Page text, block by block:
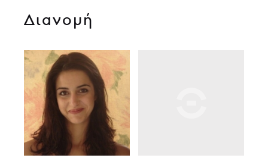
Διανομή